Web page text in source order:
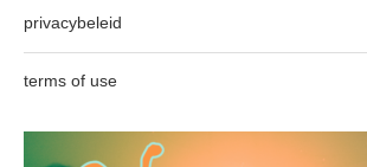
privacybeleid
terms of use